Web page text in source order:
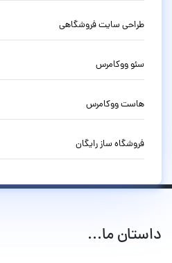
طراحی سایت فروشگاهی
سئو ووکامرس
هاست ووکامرس
فروشگاه ساز رایگان
داستان ما...